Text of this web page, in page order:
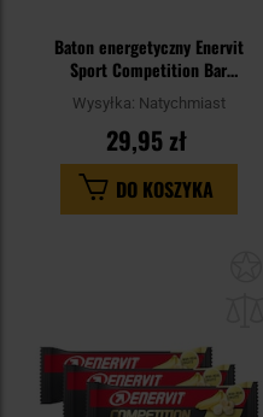
Baton energetyczny Enervit
Sport Competition Bar
pomarańczowy 30 g - 3 szt.
Wysyłka: Natychmiast
29,95 zł
DO KOSZYKA